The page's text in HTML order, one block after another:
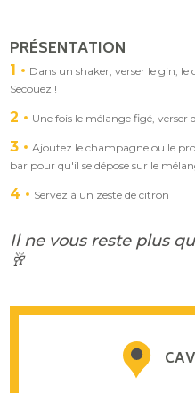
PRÉSENTATION
1
Dans un shaker, verser le gin, le
Secouez !
2 Une fois le mélange figé,
3
Ajoutez le champagne ou le
bar pour qu'il se dépose sur le
4 Servez à un zeste de citron
Il ne vous reste plus
🥂